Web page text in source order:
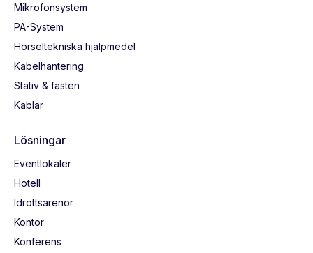
Mikrofonsystem
PA-System
Hörseltekniska hjälpmedel
Kabelhantering
Stativ & fästen
Kablar
Lösningar
Eventlokaler
Hotell
Idrottsarenor
Kontor
Konferens